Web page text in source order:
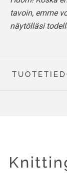
tavoin, emme
näytölläsi